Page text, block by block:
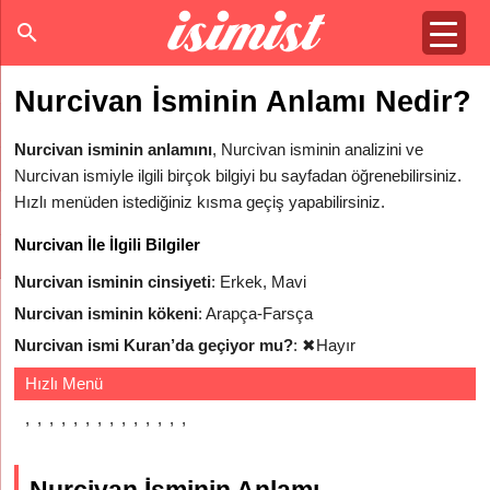
Nurcivan İsminin Anlamı Nedir?
Nurcivan isminin anlamını, Nurcivan isminin analizini ve
Nurcivan ismiyle ilgili birçok bilgiyi bu sayfadan öğrenebilirsiniz.
Hızlı menüden istediğiniz kısma geçiş yapabilirsiniz.
Nurcivan İle İlgili Bilgiler
Nurcivan isminin cinsiyeti: Erkek, Mavi
Nurcivan isminin kökeni: Arapça-Farsça
Nurcivan ismi Kuran’da geçiyor mu?: ✖Hayır
Hızlı Menü